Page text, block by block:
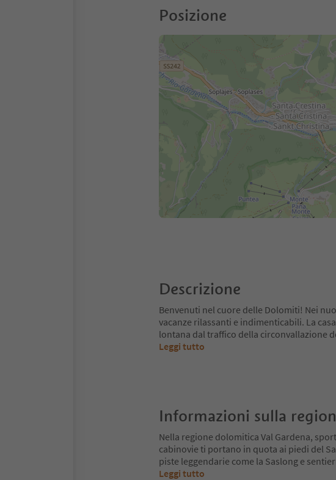
Posizione
Descrizione
Benvenuti nel cuore delle Dolomiti! Nei
vacanze rilassanti e indimenticabili. La
lontana dal traffico della circonvallazione
Leggi tutto
Informazioni sulla
Nella regione dolomitica Val Gardena,
cabinovie ti portano in quota ai piedi del
piste leggendarie come la Saslong e
Leggi tutto